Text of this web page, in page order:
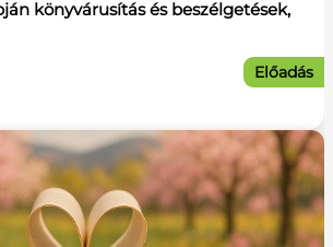
könyvárusítás és beszélgetések,
Előadás